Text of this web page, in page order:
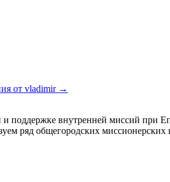
от vladimir →
и поддержке внутренней миссий при
ряд общегородских